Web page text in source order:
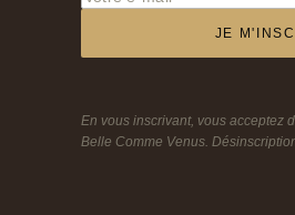
JE
En vous inscrivant, vous acceptez
Belle Comme Venus.